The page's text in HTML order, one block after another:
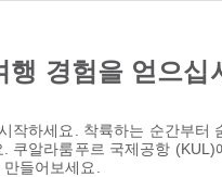
행 경험을 얻으십
작하세요. 착륙하는 순간부
쿠알라룸푸르 국제공항
들어보세요.